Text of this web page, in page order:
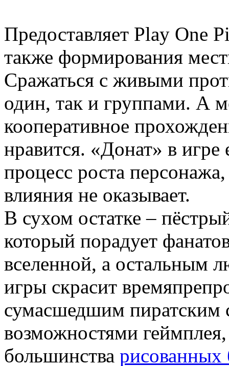
Предоставляет Play One
также формирования
Сражаться с живыми
один, так и группами. А
кооперативное
нравится. «Донат» в игре
процесс роста
влияния не оказывает.
В сухом остатке –
который порадует
вселенной, а остальным
игры скрасит
сумасшедшим пиратским
возможностями
большинства рисованных